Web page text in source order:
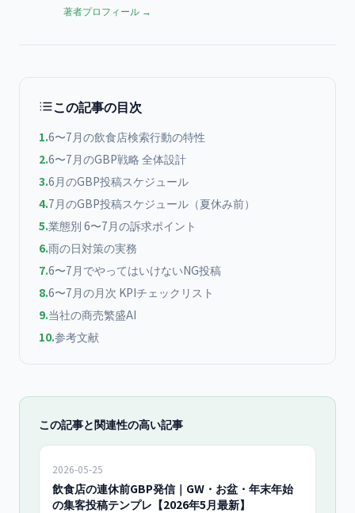
著者プロフィール →
この記事の目次
1.6〜7月の飲食店検索行動の特性
2.6〜7月のGBP戦略 全体設計
3.6月のGBP投稿スケジュール
4.7月のGBP投稿スケジュール（夏休み前）
5.業態別 6〜7月の訴求ポイント
6.雨の日対策の実務
7.6〜7月でやってはいけないNG投稿
8.6〜7月の月次 KPIチェックリスト
9.当社の商売繁盛AI
10.参考文献
この記事と関連性の高い記事
2026-05-25
飲食店の連休前GBP発信｜GW・お盆・年末年始
の集客投稿テンプレ【2026年5月最新】